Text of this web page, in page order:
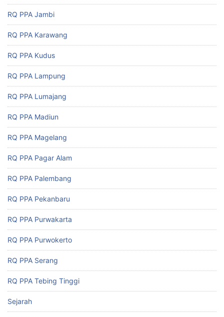
RQ PPA Jambi
RQ PPA Karawang
RQ PPA Kudus
RQ PPA Lampung
RQ PPA Lumajang
RQ PPA Madiun
RQ PPA Magelang
RQ PPA Pagar Alam
RQ PPA Palembang
RQ PPA Pekanbaru
RQ PPA Purwakarta
RQ PPA Purwokerto
RQ PPA Serang
RQ PPA Tebing Tinggi
Sejarah